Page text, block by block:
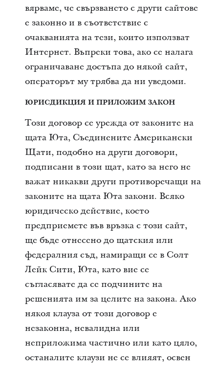
вярваме, че свързването с други сайтове
е законно и в съответствие с
очакванията на тези, които използват
Интернет. Въпреки това, ако се налага
ограничаване достъпа до някой сайт,
операторът му трябва да ни уведоми.
ЮРИСДИКЦИЯ И ПРИЛОЖИМ ЗАКОН
Този договор се урежда от законите на
щата Юта, Съединените Американски
Щати, подобно на други договори,
подписани в този щат, като за него не
важат никакви други противоречащи на
законите на щата Юта закони. Всяко
юридическо действие, което
предприемете във връзка с този сайт,
ще бъде отнесено до щатския или
федералния съд, намиращи се в Солт
Лейк Сити, Юта, като вие се
съгласявате да се подчините на
решенията им за целите на закона. Ако
някоя клауза от този договор е
незаконна, невалидна или
неприложима частично или като цяло,
останалите клаузи не се влияят, освен